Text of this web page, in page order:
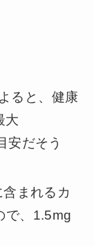
ると、健康
大
安だそう
まれるカ
で、1.5mg